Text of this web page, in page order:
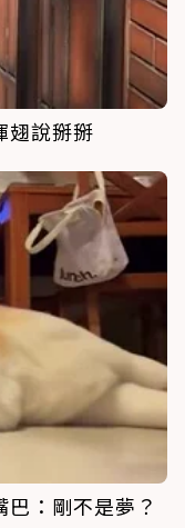
翅說掰掰
：剛不是夢？